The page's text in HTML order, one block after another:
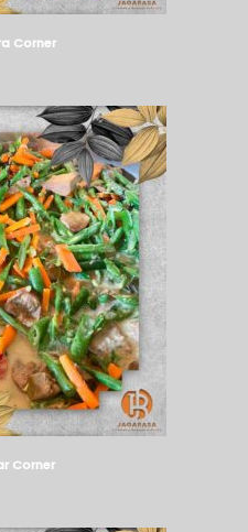
Corner
Corner